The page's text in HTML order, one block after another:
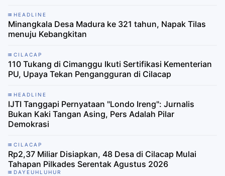
HEADLINE
Minangkala Desa Madura ke 321 tahun, Napak Tilas
menuju Kebangkitan
CILACAP
110 Tukang di Cimanggu Ikuti Sertifikasi Kementerian
PU, Upaya Tekan Pengangguran di Cilacap
HEADLINE
IJTI Tanggapi Pernyataan "Londo Ireng": Jurnalis
Bukan Kaki Tangan Asing, Pers Adalah Pilar
Demokrasi
CILACAP
Rp2,37 Miliar Disiapkan, 48 Desa di Cilacap Mulai
Tahapan Pilkades Serentak Agustus 2026
DAYEUHLUHUR